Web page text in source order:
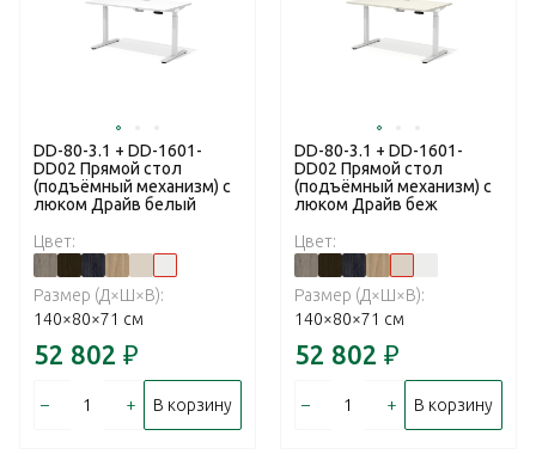
DD-80-3.1 + DD-1601-
DD02 Прямой стол
(подъёмный механизм) с
люком Драйв белый
Цвет:
Размер (Д×Ш×В):
140×80×71 см
52 802 ₽
– + В корзину
DD-80-3.1 + DD-1601-
DD02 Прямой стол
(подъёмный механизм) с
люком Драйв беж
Цвет:
Размер (Д×Ш×В):
140×80×71 см
52 802 ₽
– + В корзину